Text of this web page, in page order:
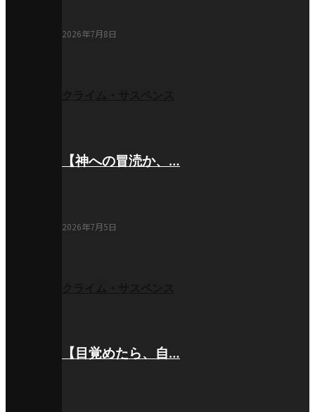
2026年7月8日
【神への冒涜か、…
2026年7月5日
【目覚めたら、自…